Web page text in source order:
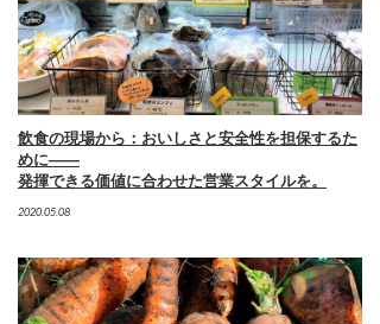
飲食の現場から：おいしさと安全性を担保するた
めに――
発揮できる価値に合わせた営業スタイルを。
2020.05.08